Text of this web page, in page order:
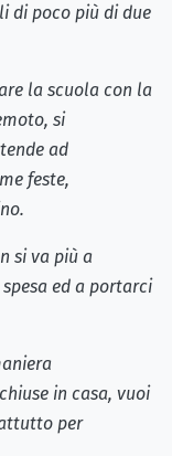
di poco più di due
la scuola con la
si
ad
feste,
si va più a
ed a portarci
in casa, vuoi
per